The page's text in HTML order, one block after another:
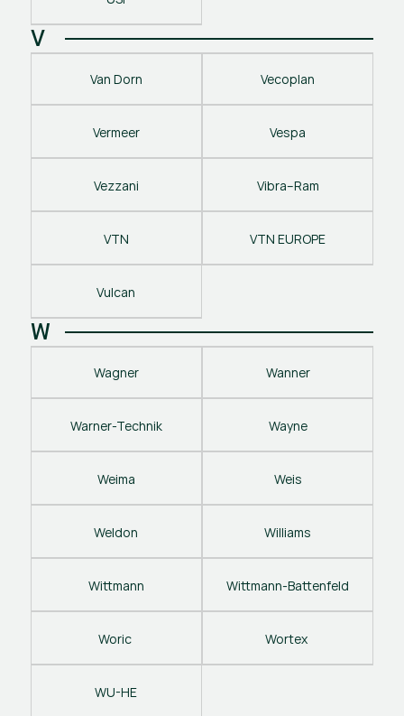
V
Van Dorn Vecoplan
Vermeer Vespa
Vezzani Vibra–Ram
VTN VTN EUROPE
Vulcan
W
Wagner Wanner
Warner-Technik Wayne
Weima Weis
Weldon Williams
Wittmann Wittmann-Battenfeld
Woric Wortex
WU-HE